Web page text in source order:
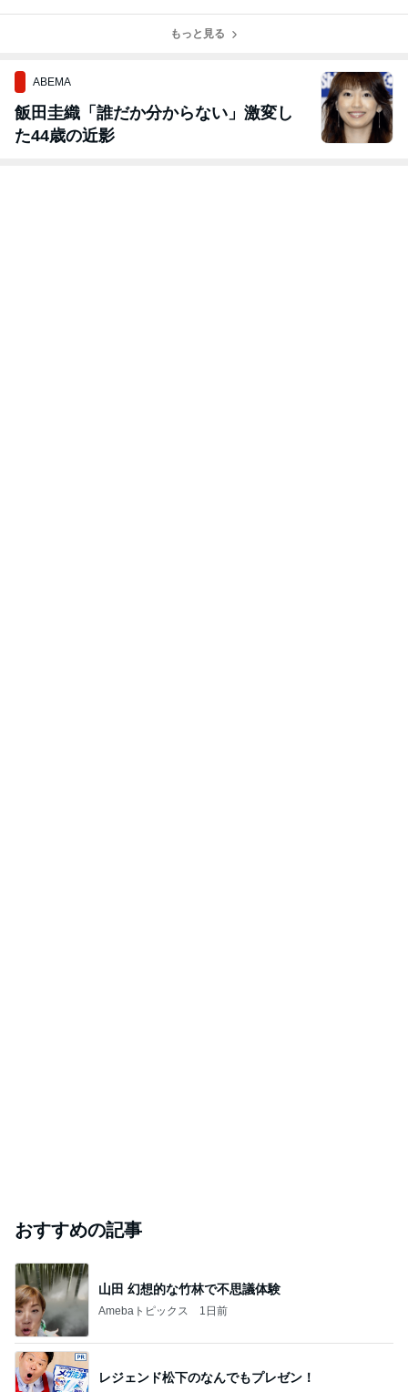
もっと見る
ABEMA
飯田圭織「誰だか分からない」激変し
た44歳の近影
おすすめの記事
山田 幻想的な竹林で不思議体験
Amebaトピックス 1日前
レジェンド松下のなんでもプレゼン！